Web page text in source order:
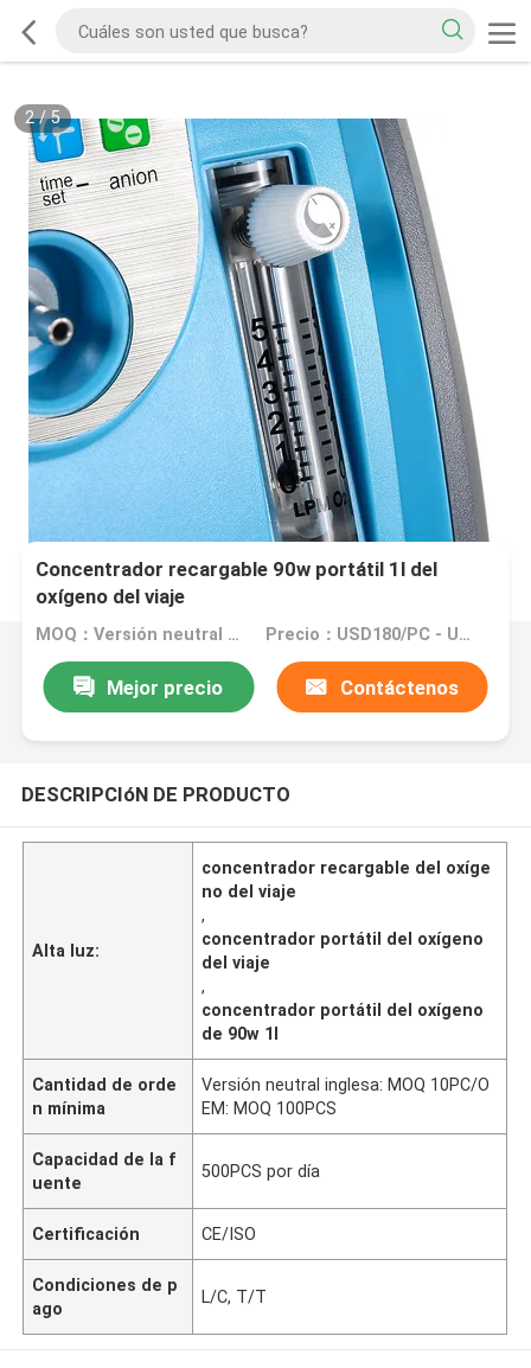
2/5
Concentrador recargable 90w portátil 1l del
oxígeno del viaje
MOQ：Versión neutral inglesa: MOQ 10PC/OEM: MOQ 100PCS Precio：USD180/PC - USD310/PC
Mejor precio Contáctenos
DESCRIPCIóN DE PRODUCTO
Alta luz:
concentrador recargable del oxíge
no del viaje
,
concentrador portátil del oxígeno
del viaje
,
concentrador portátil del oxígeno
de 90w 1l
Cantidad de orde
n mínima
Versión neutral inglesa: MOQ 10PC/O
EM: MOQ 100PCS
Capacidad de la f
uente
500PCS por día
Certificación CE/ISO
Condiciones de p
ago
L/C, T/T